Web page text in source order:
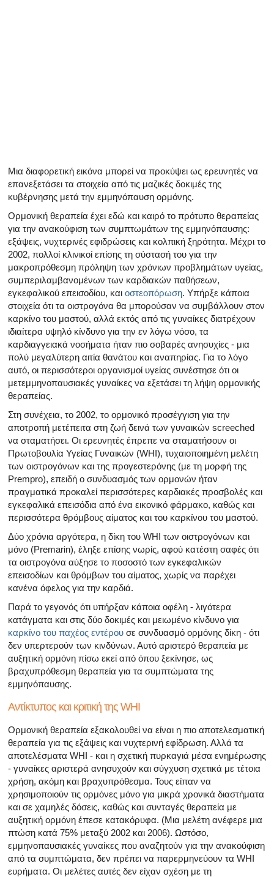
Μια διαφορετική εικόνα μπορεί να προκύψει ως ερευνητές να
επανεξετάσει τα στοιχεία από τις μαζικές δοκιμές της
κυβέρνησης μετά την εμμηνόπαυση ορμόνης.
Ορμονική θεραπεία έχει εδώ και καιρό το πρότυπο θεραπείας
για την ανακούφιση των συμπτωμάτων της εμμηνόπαυσης:
εξάψεις, νυχτερινές εφιδρώσεις και κολπική ξηρότητα. Μέχρι το
2002, πολλοί κλινικοί επίσης τη σύστασή του για την
μακροπρόθεσμη πρόληψη των χρόνιων προβλημάτων υγείας,
συμπεριλαμβανομένων των καρδιακών παθήσεων,
εγκεφαλικού επεισοδίου, και οστεοπόρωση. Υπήρξε κάποια
στοιχεία ότι τα οιστρογόνα θα μπορούσαν να συμβάλλουν στον
καρκίνο του μαστού, αλλά εκτός από τις γυναίκες διατρέχουν
ιδιαίτερα υψηλό κίνδυνο για την εν λόγω νόσο, τα
καρδιαγγειακά νοσήματα ήταν πιο σοβαρές ανησυχίες - μια
πολύ μεγαλύτερη αιτία θανάτου και αναπηρίας. Για το λόγο
αυτό, οι περισσότεροι οργανισμοί υγείας συνέστησε ότι οι
μετεμμηνοπαυσιακές γυναίκες να εξετάσει τη λήψη ορμονικής
θεραπείας.
Στη συνέχεια, το 2002, το ορμονικό προσέγγιση για την
αποτροπή μετέπειτα στη ζωή δεινά των γυναικών screeched
να σταματήσει. Οι ερευνητές έπρεπε να σταματήσουν οι
Πρωτοβουλία Υγείας Γυναικών (WHI), τυχαιοποιημένη μελέτη
των οιστρογόνων και της προγεστερόνης (με τη μορφή της
Prempro), επειδή ο συνδυασμός των ορμονών ήταν
πραγματικά προκαλεί περισσότερες καρδιακές προσβολές και
εγκεφαλικά επεισόδια από ένα εικονικό φάρμακο, καθώς και
περισσότερα θρόμβους αίματος και του καρκίνου του μαστού.
Δύο χρόνια αργότερα, η δίκη του WHI των οιστρογόνων και
μόνο (Premarin), έληξε επίσης νωρίς, αφού κατέστη σαφές ότι
τα οιστρογόνα αύξησε το ποσοστό των εγκεφαλικών
επεισοδίων και θρόμβων του αίματος, χωρίς να παρέχει
κανένα όφελος για την καρδιά.
Παρά το γεγονός ότι υπήρξαν κάποια οφέλη - λιγότερα
κατάγματα και στις δύο δοκιμές και μειωμένο κίνδυνο για
καρκίνο του παχέος εντέρου σε συνδυασμό ορμόνης δίκη - ότι
δεν υπερτερούν των κινδύνων. Αυτό αριστερό θεραπεία με
αυξητική ορμόνη πίσω εκεί από όπου ξεκίνησε, ως
βραχυπρόθεσμη θεραπεία για τα συμπτώματα της
εμμηνόπαυσης.
Αντίκτυπος και κριτική της WHI
Ορμονική θεραπεία εξακολουθεί να είναι η πιο αποτελεσματική
θεραπεία για τις εξάψεις και νυχτερινή εφίδρωση. Αλλά τα
αποτελέσματα WHI - και η σχετική πυρκαγιά μέσα ενημέρωσης
- γυναίκες αριστερά ανησυχούν και σύγχυση σχετικά με τέτοια
χρήση, ακόμη και βραχυπρόθεσμα. Τους είπαν να
χρησιμοποιούν τις ορμόνες μόνο για μικρά χρονικά διαστήματα
και σε χαμηλές δόσεις, καθώς και συνταγές θεραπεία με
αυξητική ορμόνη έπεσε κατακόρυφα. (Μια μελέτη ανέφερε μια
πτώση κατά 75% μεταξύ 2002 και 2006). Ωστόσο,
εμμηνοπαυσιακές γυναίκες που αναζητούν για την ανακούφιση
από τα συμπτώματα, δεν πρέπει να παρερμηνεύουν τα WHI
ευρήματα. Οι μελέτες αυτές δεν είχαν σχέση με τη